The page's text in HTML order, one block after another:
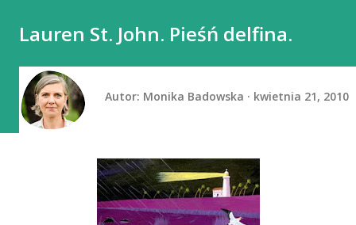
Lauren St. John. Pieśń delfina.
Autor: Monika Badowska kwietnia 21, 2010